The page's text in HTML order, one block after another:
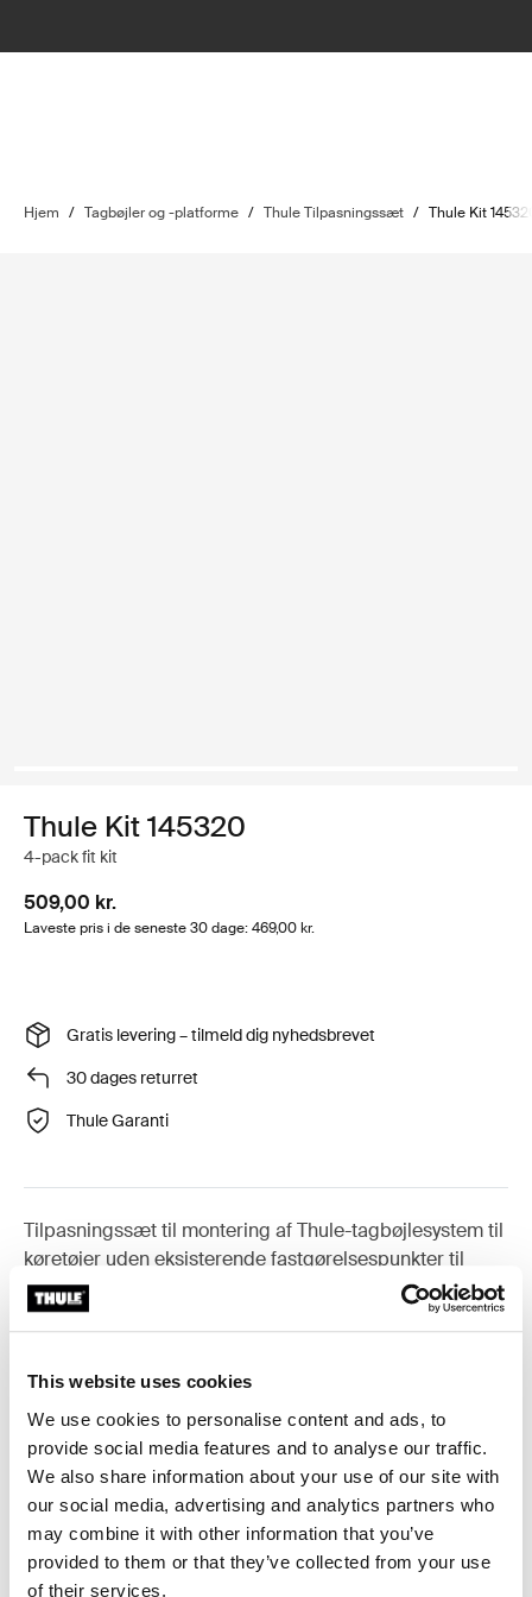
This website uses cookies
We use cookies to personalise content and ads, to
provide social media features and to analyse our traffic.
We also share information about your use of our site with
our social media, advertising and analytics partners who
may combine it with other information that you’ve
provided to them or that they’ve collected from your use
of their services.
Hjem / Tagbøjler og -platforme / Thule Tilpasningssæt / Thule Kit
Thule Kit 145320
4-pack fit kit
509,00 kr.
Laveste pris i de seneste 30 dage: 469,00 kr.
Gratis levering – tilmeld dig nyhedsbrevet
30 dages returret
Thule Garanti
Tilpasningssæt til montering af Thule-tagbøjlesystem til
køretøjer uden eksisterende fastgørelsespunkter til
tagbøjler, eller fabriksmonterede tagbøjler.
Toggle features
Alle funktioner
Toggle techspec
Tekniske specifikationer
Toggle guides and instructions
Instruktioner